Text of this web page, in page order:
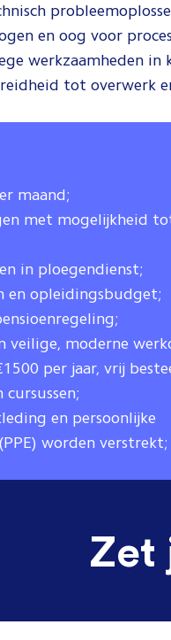
en oog voor
werkzaamheden in
tot overwerk
maand;
met mogelijkheid
in ploegendienst;
en opleidingsbudget;
veilige, moderne
per jaar, vrij
en persoonlijke
worden verstrekt;
Zet